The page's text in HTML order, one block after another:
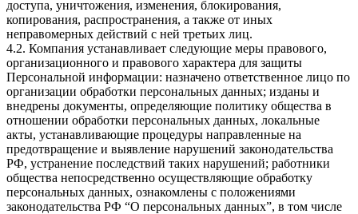
доступа, уничтожения, изменения, блокирования,
копирования, распространения, а также от иных
неправомерных действий с ней третьих лиц.
4.2. Компания устанавливает следующие меры правового,
организационного и правового характера для защиты
Персональной информации: назначено ответственное лицо по
организации обработки персональных данных; изданы и
внедрены документы, определяющие политику общества в
отношении обработки персональных данных, локальные
акты, устанавливающие процедуры направленные на
предотвращение и выявление нарушений законодательства
РФ, устранение последствий таких нарушений; работники
общества непосредственно осуществляющие обработку
персональных данных, ознакомлены с положениями
законодательства РФ “О персональных данных”, в том числе